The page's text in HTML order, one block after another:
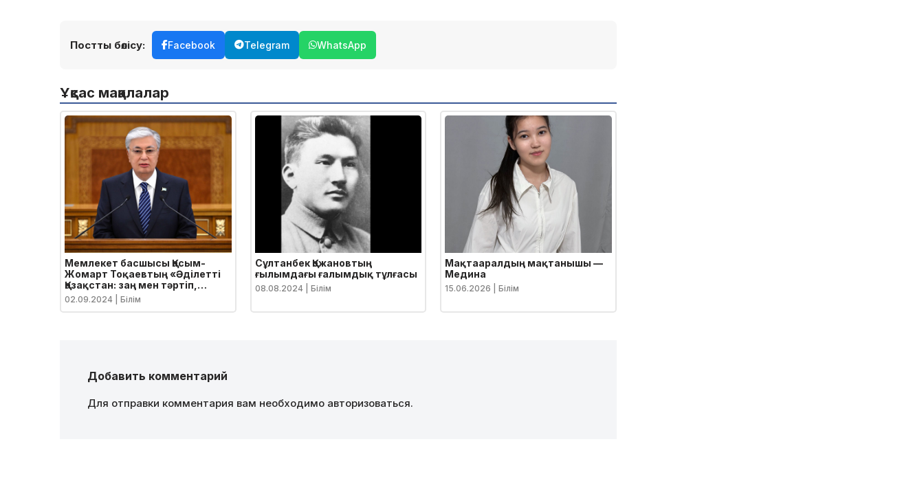
Постты бөлісу: Facebook Telegram WhatsApp
Ұқсас мақалалар
Мемлекет басшысы Қасым-
Жомарт Тоқаевтың «Әділетті
Қазақстан: заң мен тәртіп,
экономикалық өсім, қоғамдық
оптимизм» атты Қазақстан
02.09.2024 | Білім
Сұлтанбек Қожановтың
ғылымдағы ғалымдық тұлғасы
08.08.2024| Білім
Мақтааралдың мақтанышы —
Медина
15.06.2026 | Білім
Добавить комментарий
Для отправки комментария вам необходимо авторизоваться.